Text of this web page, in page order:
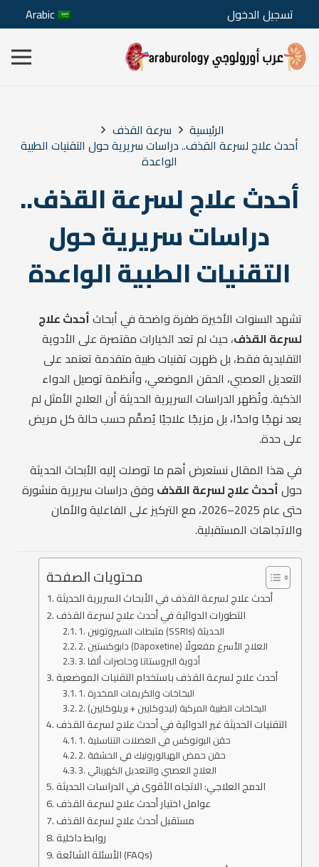
تسجيل الدخول Arabic
الرئيسية سرعة القذف
أحدث علاج لسرعة القذف.. دراسات سريرية حول التقنيات الطبية
الواعدة
أحدث علاج لسرعة القذف..
دراسات سريرية حول
التقنيات الطبية الواعدة
تشهد السنوات الأخيرة طفرة واضحة في أبحاثأحدث علاج
لسرعة القذف، حيث لم تعد الخيارات مقتصرة على الأدوية
التقليدية فقط، بل ظهرت تقنيات طبية متقدمة تعتمد على
التعديل العصبي، الحقن الموضعي، وأنظمة توصيل الدواء
الذكية. وتُظهر الدراسات السريرية الحديثة أن العلاج الأمثل لم
يعد نهجًا واحدًا، بل مزيجًا علاجيًا يُصمَّم حسب حالة كل مريض
على حدة.
في هذا المقال نستعرض أهم ما توصلت إليه الأبحاث الحديثة
حولأحدث علاج لسرعة القذف وفق دراسات سريرية منشورة
حتى عام 2025–2026، مع التركيز على الفاعلية والأمان
والاتجاهات المستقبلية.
محتويات الصفحة
أحدث علاج لسرعة القذف في الأبحاث السريرية الحديثة
التطورات الدوائية في أحدث علاج لسرعة القذف
1. مثبطات السيروتونين (SSRIs) الحديثة
2. دابوكستين (Dapoxetine) العلاج الأسرع مفعولًا
3. أدوية البروستاتا وحاصرات ألفا
أحدث علاج لسرعة القذف باستخدام التقنيات الموضعية
1. البخاخات والكريمات المخدرة
2. البخاخات الطبية المركبة (ليدوكايين + بريلوكايين)
التقنيات الحديثة غير الدوائية في أحدث علاج لسرعة القذف
1. حقن البوتوكس في العضلات التناسلية
2. حقن حمض الهيالورونيك في الحشفة
3. العلاج العصبي والتعديل الكهربائي
الدمج العلاجي: الاتجاه الأقوى في الدراسات الحديثة
عوامل اختيار أحدث علاج لسرعة القذف
مستقبل أحدث علاج لسرعة القذف
روابط داخلية
الأسئلة الشائعة (FAQs)